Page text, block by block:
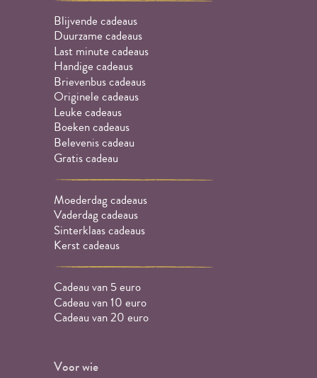
Blijvende cadeaus
Duurzame cadeaus
Last minute cadeaus
Handige cadeaus
Brievenbus cadeaus
Originele cadeaus
Leuke cadeaus
Boeken cadeaus
Belevenis cadeau
Gratis cadeau
Moederdag cadeaus
Vaderdag cadeaus
Sinterklaas cadeaus
Kerst cadeaus
Cadeau van 5 euro
Cadeau van 10 euro
Cadeau van 20 euro
Voor wie